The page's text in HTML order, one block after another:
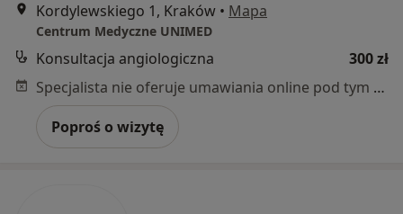
Kordylewskiego 1, Kraków • Mapa
Centrum Medyczne UNIMED
Konsultacja angiologiczna
300 zł
Specjalista nie oferuje umawiania online pod tym adresem.
Poproś o wizytę